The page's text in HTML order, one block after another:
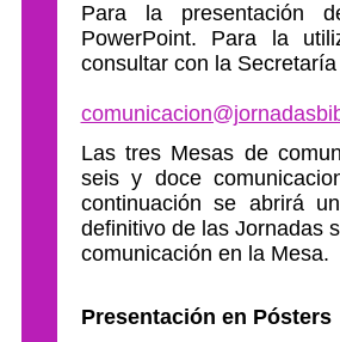
Para la presentación
PowerPoint. Para la
consultar con la
Las tres Mesas de
seis y doce
continuación se abrirá
definitivo de las Jornadas
comunicación en la Mesa.
Presentación en Pósters